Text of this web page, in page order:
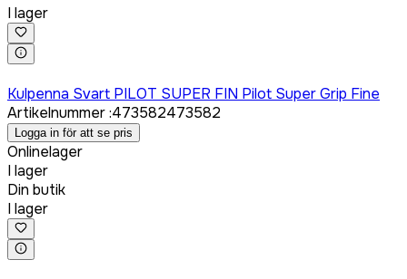
I lager
Kulpenna Svart PILOT SUPER FIN Pilot Super Grip Fine
Artikelnummer:473582473582
Logga in för att se pris
Onlinelager
I lager
Din butik
I lager